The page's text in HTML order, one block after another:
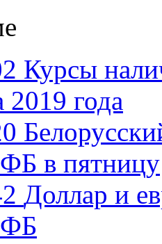
Курсы
2019 года
в пятницу
Доллар и